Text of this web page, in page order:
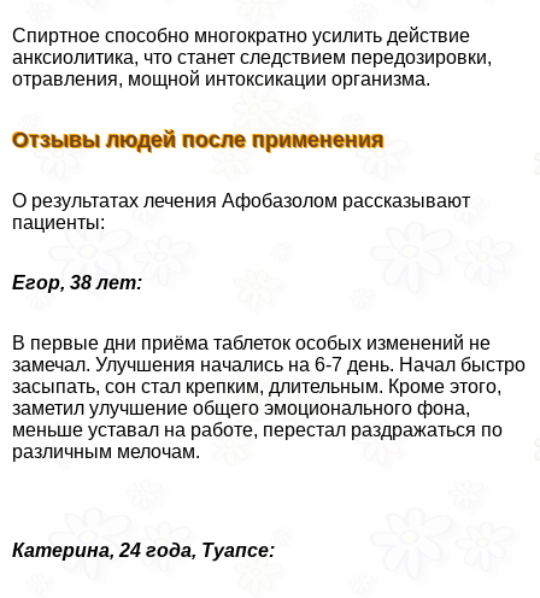
Спиртное способно многократно усилить действие
анксиолитика, что станет следствием передозировки,
отравления, мощной интоксикации организма.
Отзывы людей после применения
О результатах лечения Афобазолом рассказывают
пациенты:
Егор, 38 лет:
В первые дни приёма таблеток особых изменений не
замечал. Улучшения начались на 6-7 день. Начал быстро
засыпать, сон стал крепким, длительным. Кроме этого,
заметил улучшение общего эмоционального фона,
меньше уставал на работе, перестал раздражаться по
различным мелочам.
Катерина, 24 года, Туапсе: